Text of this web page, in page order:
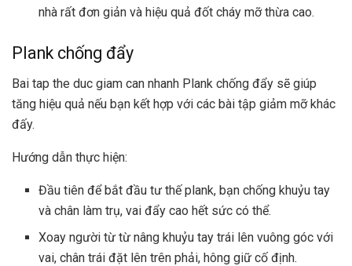
nhà rất đơn giản và hiệu quả đốt cháy mỡ thừa cao.
Plank chống đẩy
Bai tap the duc giam can nhanh Plank chống đẩy sẽ giúp
tăng hiệu quả nếu bạn kết hợp với các bài tập giảm mỡ khác
đấy.
Hướng dẫn thực hiện:
Đầu tiên để bắt đầu tư thế plank, bạn chống khuỷu tay
và chân làm trụ, vai đẩy cao hết sức có thể.
Xoay người từ từ nâng khuỷu tay trái lên vuông góc với
vai, chân trái đặt lên trên phải, hông giữ cố định.